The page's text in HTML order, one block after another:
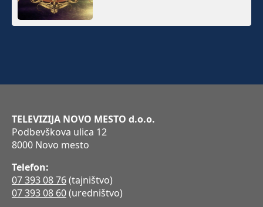
TELEVIZIJA NOVO MESTO d.o.o.
Podbevškova ulica 12
8000 Novo mesto
Telefon:
07 393 08 76(tajništvo)
07 393 08 60(uredništvo)